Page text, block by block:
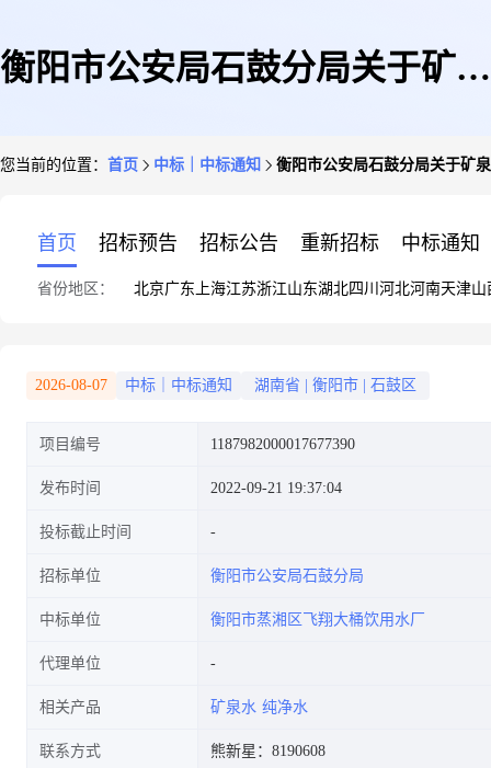
衡阳市公安局石鼓分局关于矿泉
您当前的位置： 首页 中标｜中标通知 衡阳市公安局石鼓分局关于矿
首页 招标预告 招标公告 重新招标 中标通知
省份地区： 北京广东 上海江苏浙江山东湖北四川 河北河南天津山
2026-08-07 中标｜中标通知 湖南省 衡阳市 石鼓区
项目编号 1187982000017677390
发布时间 2022-09-21 19:37:04
投标截止时间
招标单位 衡阳市公安局石鼓分局
中标单位 衡阳市蒸湘区飞翔大桶饮用水厂
代理单位
相关产品 矿泉水 纯净水
联系方式 熊新星：8190608